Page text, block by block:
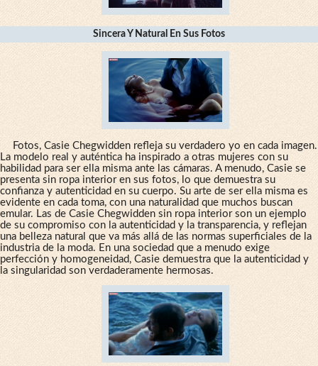
Sincera Y Natural En Sus Fotos
Fotos, Casie Chegwidden refleja su verdadero yo en cada imagen.
La modelo real y auténtica ha inspirado a otras mujeres con su
habilidad para ser ella misma ante las cámaras. A menudo, Casie se
presenta sin ropa interior en sus fotos, lo que demuestra su
confianza y autenticidad en su cuerpo. Su arte de ser ella misma es
evidente en cada toma, con una naturalidad que muchos buscan
emular. Las de Casie Chegwidden sin ropa interior son un ejemplo
de su compromiso con la autenticidad y la transparencia, y reflejan
una belleza natural que va más allá de las normas superficiales de la
industria de la moda. En una sociedad que a menudo exige
perfección y homogeneidad, Casie demuestra que la autenticidad y
la singularidad son verdaderamente hermosas.